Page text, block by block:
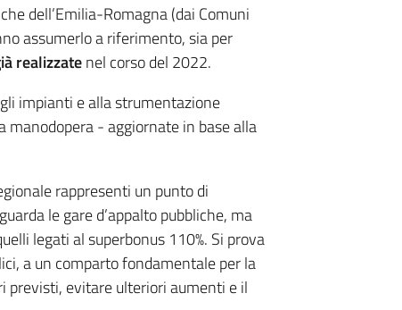
dell’Emilia-Romagna (dai Comuni
assumerlo a riferimento, sia per
realizzatenel corso del 2022.
impianti e alla strumentazione
manodopera - aggiornate in base alla
rappresenti un punto di
le gare d’appalto pubbliche, ma
legati al superbonus 110%. Si prova
a un comparto fondamentale per la
previsti, evitare ulteriori aumenti e il